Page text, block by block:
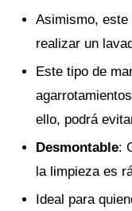
Asimismo, este
realizar un
Este tipo de
ello, podrá
Desmontable:
la limpieza es
Ideal para